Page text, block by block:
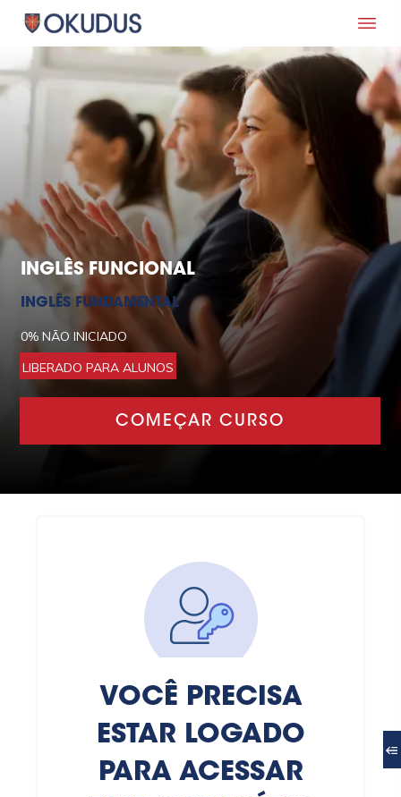
INGLÊS FUNCIONAL
INGLÊS FUNDAMENTAL
0% NÃO INICIADO
LIBERADO PARA ALUNOS
COMEÇAR CURSO
VOCÊ PRECISA
ESTAR LOGADO
PARA ACESSAR